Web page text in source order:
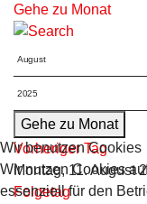
Gehe zu Monat
Gehe zu Monat
Vorheriger Tag
Montag, 11. August
Folgetag
Wir benutzen Cookies
Wir nutzen Cookies
essenziell für den